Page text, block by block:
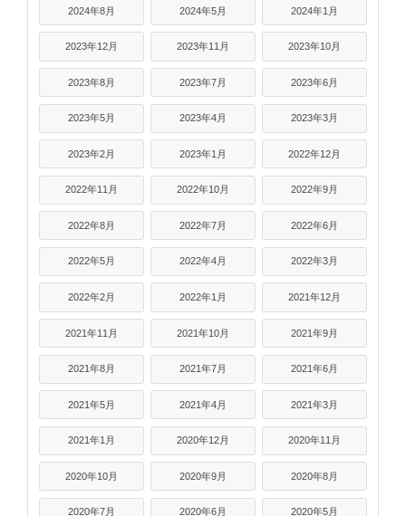
2024年8月 2024年5月 2024年1月
2023年12月 2023年11月 2023年10月
2023年8月 2023年7月 2023年6月
2023年5月 2023年4月 2023年3月
2023年2月 2023年1月 2022年12月
2022年11月 2022年10月 2022年9月
2022年8月 2022年7月 2022年6月
2022年5月 2022年4月 2022年3月
2022年2月 2022年1月 2021年12月
2021年11月 2021年10月 2021年9月
2021年8月 2021年7月 2021年6月
2021年5月 2021年4月 2021年3月
2021年1月 2020年12月 2020年11月
2020年10月 2020年9月 2020年8月
2020年7月 2020年6月 2020年5月